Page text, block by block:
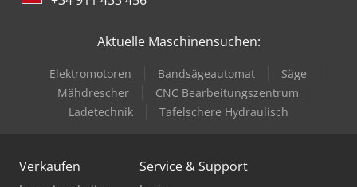
Aktuelle Maschinensuchen:
Elektromotoren Bandsägeautomat
Säge
Mähdrescher
CNC Bearbeitungszentrum
Ladetechnik
Tafelschere Hydraulisch
Verkaufen Service & Support